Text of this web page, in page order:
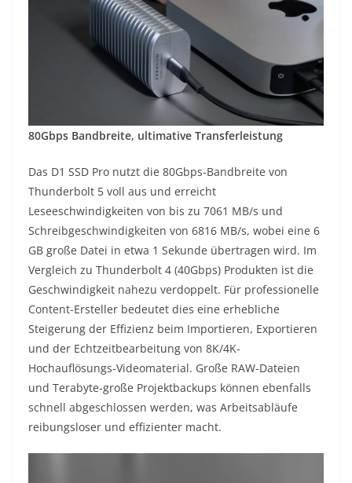
80Gbps Bandbreite, ultimative Transferleistung
Das D1 SSD Pro nutzt die 80Gbps-Bandbreite von
Thunderbolt 5 voll aus und erreicht
Leseeschwindigkeiten von bis zu 7061 MB/s und
Schreibgeschwindigkeiten von 6816 MB/s, wobei eine 6
GB große Datei in etwa 1 Sekunde übertragen wird. Im
Vergleich zu Thunderbolt 4 (40Gbps) Produkten ist die
Geschwindigkeit nahezu verdoppelt. Für professionelle
Content-Ersteller bedeutet dies eine erhebliche
Steigerung der Effizienz beim Importieren, Exportieren
und der Echtzeitbearbeitung von 8K/4K-
Hochauflösungs-Videomaterial. Große RAW-Dateien
und Terabyte-große Projektbackups können ebenfalls
schnell abgeschlossen werden, was Arbeitsabläufe
reibungsloser und effizienter macht.